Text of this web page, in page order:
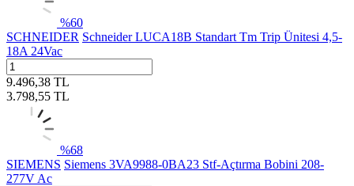
%60
SCHNEIDER Schneider LUCA18B Standart Tm Trip Ünitesi 4,5-
18A 24Vac
9.496,38 TL
3.798,55 TL
%68
SIEMENS Siemens 3VA9988-0BA23 Stf-Açtırma Bobini 208-
277V Ac